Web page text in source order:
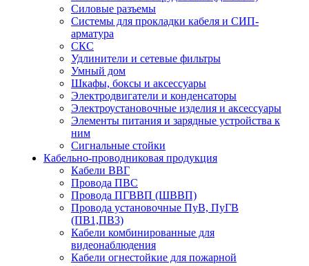
Силовые разъемы
Системы для прокладки кабеля и СИП-
арматура
СКС
Удлинители и сетевые фильтры
Умный дом
Шкафы, боксы и аксессуары
Электродвигатели и конденсаторы
Электроустановочные изделия и аксессуары
Элементы питания и зарядные устройства к
ним
Сигнальные стойки
Кабельно-проводниковая продукция
Кабели ВВГ
Провода ПВС
Провода ПГВВП (ШВВП)
Провода установочные ПуВ, ПуГВ
(ПВ1,ПВ3)
Кабели комбинированные для
видеонаблюдения
Кабели огнестойкие для пожарной